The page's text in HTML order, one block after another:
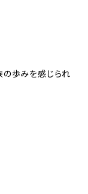
の歩みを感じられ